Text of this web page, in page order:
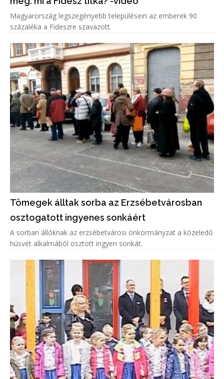
Magyarország legszegényebb településein az emberek 90
százaléka a Fideszre szavazott.
Tömegek álltak sorba az Erzsébetvárosban
osztogatott ingyenes sonkáért
A sorban állóknak az erzsébetvárosi önkormányzat a közeledő
húsvét alkalmából osztott ingyen sonkát.